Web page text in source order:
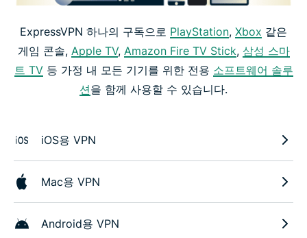
ExpressVPN 하나의 구독으로 PlayStation, Xbox 같은
게임 콘솔, Apple TV, Amazon Fire TV Stick, 삼성 스마
트 TV등 가정 내 모든 기기를 위한 전용 소프트웨어 솔루
션을 함께 사용할 수 있습니다.
iOS용 VPN
Mac용 VPN
Android용 VPN